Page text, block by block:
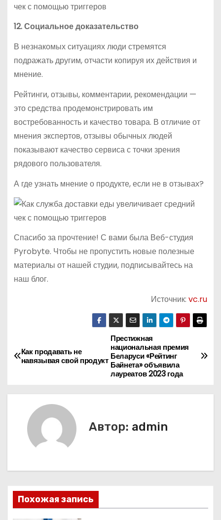
12. Социальное доказательство
В незнакомых ситуациях люди стремятся
подражать другим, отчасти копируя их действия и
мнение.
Рейтинги, отзывы, комментарии, рекомендации —
это средства продемонстрировать им
востребованность и качество товара. В отличие от
мнения экспертов, отзывы обычных людей
показывают качество сервиса с точки зрения
рядового пользователя.
А где узнать мнение о продукте, если не в отзывах?
Спасибо за прочтение! С вами была Веб-студия
Pyrobyte. Чтобы не пропустить новые полезные
материалы от нашей студии, подписывайтесь на
наш блог.
Источник:vc.ru
Н
а
ц
и
я
Престижная
национальная премия
Беларуси «Рейтинг
Байнета» объявила
лауреатов 2023 года
Как продавать не
навязывая свой продукт
Автор: admin
Похожая запись